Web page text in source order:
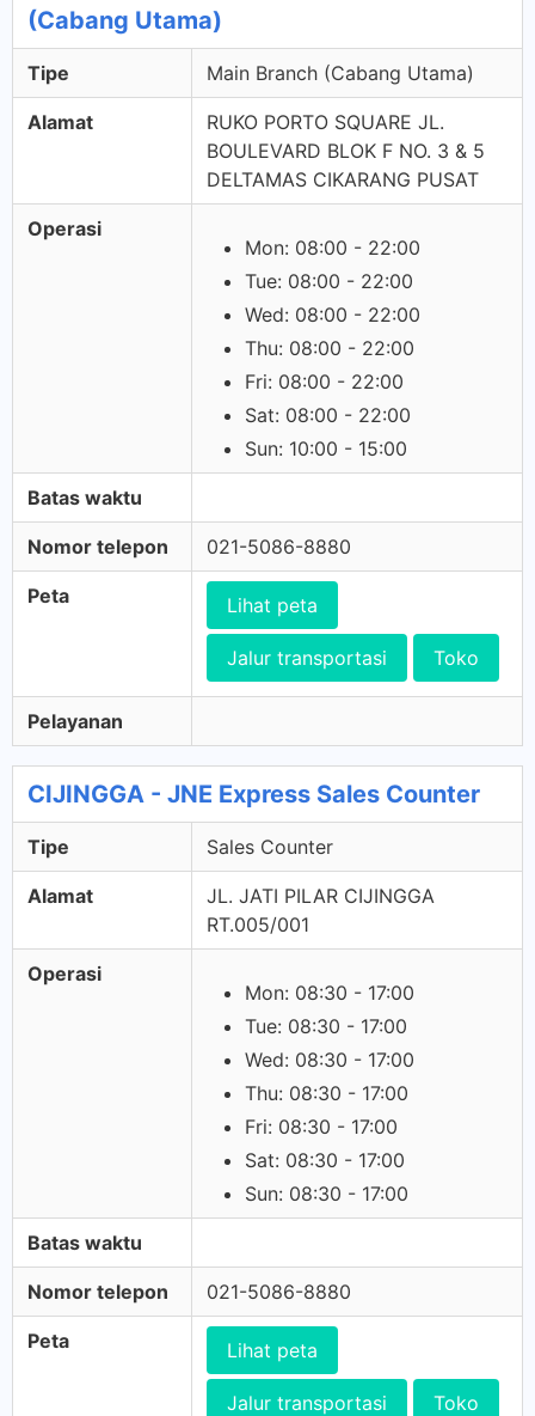
(Cabang Utama)
Tipe Main Branch (Cabang Utama)
Alamat
RUKO PORTO SQUARE JL.
BOULEVARD BLOK F NO. 3 & 5
DELTAMAS CIKARANG PUSAT
Operasi
Mon: 08:00 - 22:00
Tue: 08:00 - 22:00
Wed: 08:00 - 22:00
Thu: 08:00 - 22:00
Fri: 08:00 - 22:00
Sat: 08:00 - 22:00
Sun: 10:00 - 15:00
Batas waktu
Nomor telepon 021-5086-8880
Peta Lihat peta
Jalur transportasi Toko
Pelayanan
CIJINGGA - JNE Express Sales Counter
Tipe Sales Counter
Alamat
JL. JATI PILAR CIJINGGA
RT.005/001
Operasi
Mon: 08:30 - 17:00
Tue: 08:30 - 17:00
Wed: 08:30 - 17:00
Thu: 08:30 - 17:00
Fri: 08:30 - 17:00
Sat: 08:30 - 17:00
Sun: 08:30 - 17:00
Batas waktu
Nomor telepon 021-5086-8880
Peta Lihat peta
Jalur transportasi Toko